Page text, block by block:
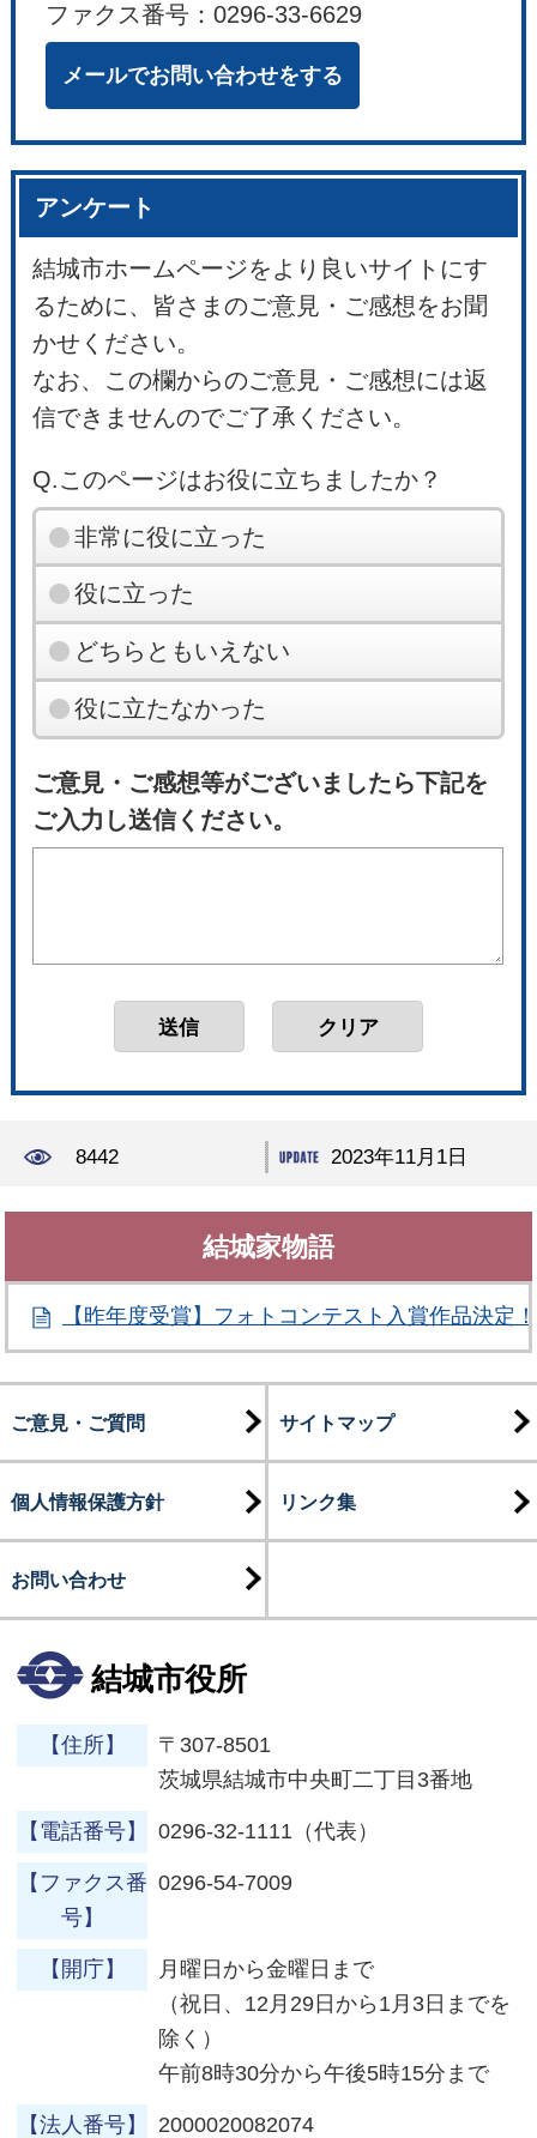
ファクス番号：0296-33-6629
メールでお問い合わせをする
アンケート
結城市ホームページをより良いサイトにす
るために、皆さまのご意見・ご感想をお聞
かせください。
なお、この欄からのご意見・ご感想には返
信できませんのでご了承ください。
Q.このページはお役に立ちましたか？
非常に役に立った
役に立った
どちらともいえない
役に立たなかった
ご意見・ご感想等がございましたら下記を
ご入力し送信ください。
8442 2023年11月1日
結城家物語
【昨年度受賞】フォトコンテスト入賞作品決定！
ご意見・ご質問 サイトマップ
個人情報保護方針 リンク集
お問い合わせ
結城市役所
【住所】
〒307-8501
茨城県結城市中央町二丁目3番地
【電話番号】 0296-32-1111（代表）
【ファクス番
号】
0296-54-7009
【開庁】
月曜日から金曜日まで
（祝日、12月29日から1月3日までを
除く）
午前8時30分から午後5時15分まで
【法人番号】 2000020082074